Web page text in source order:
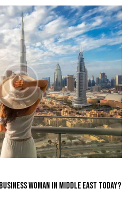
WOMAN IN MIDDLE EAST TODAY?